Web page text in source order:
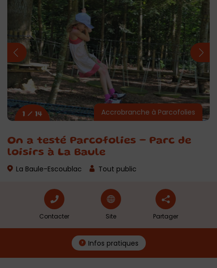
On a testé Parcofolies – Parc de
loisirs à La Baule
La Baule-Escoublac Tout public
Accrobranche à Parcofolies
1 / 14
Contacter Site Partager
Infos pratiques